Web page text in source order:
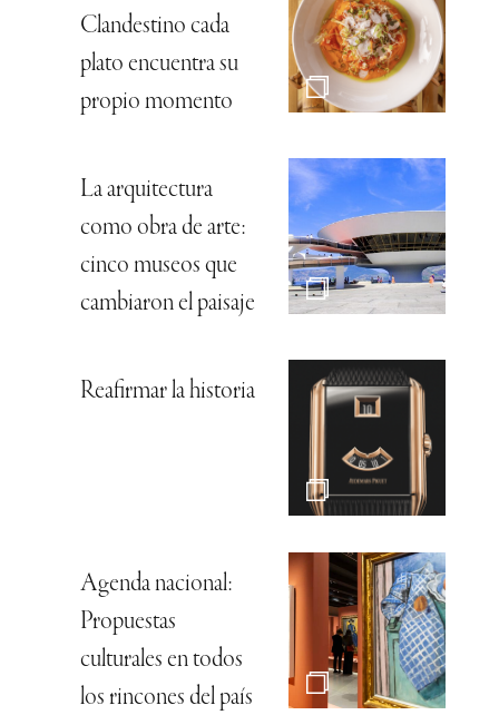
Clandestino cada
plato encuentra su
propio momento
La arquitectura
como obra de arte:
cinco museos que
cambiaron el paisaje
Reafirmar la historia
Agenda nacional:
Propuestas
culturales en todos
los rincones del país